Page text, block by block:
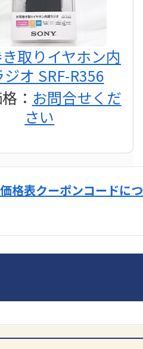
取りイヤホン内
オ SRF-R356
： お問合せくだ
さい
DENON
プリメイン
アンプ
格表クーポンコードにつ